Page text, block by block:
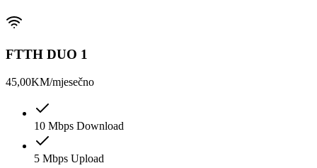
FTTH DUO 1
45,00KM/mjesečno
10 Mbps Download
5 Mbps Upload